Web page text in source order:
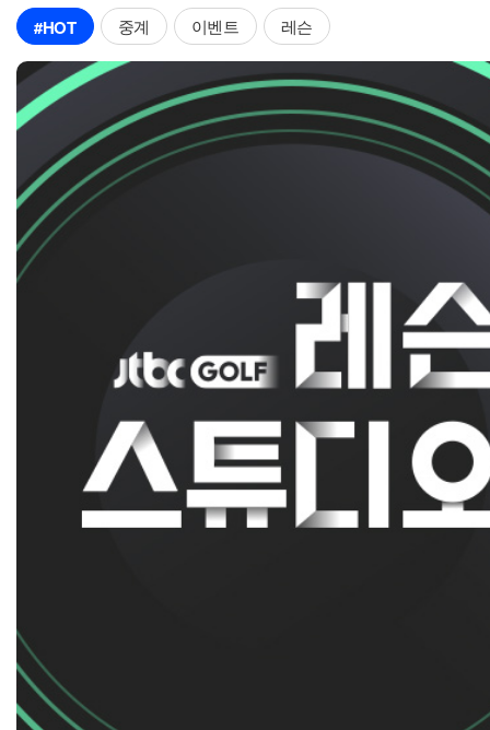
#HOT 중계 이벤트 레슨